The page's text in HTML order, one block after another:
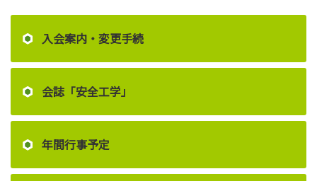
入会案内・変更手続
会誌「安全工学」
年間行事予定